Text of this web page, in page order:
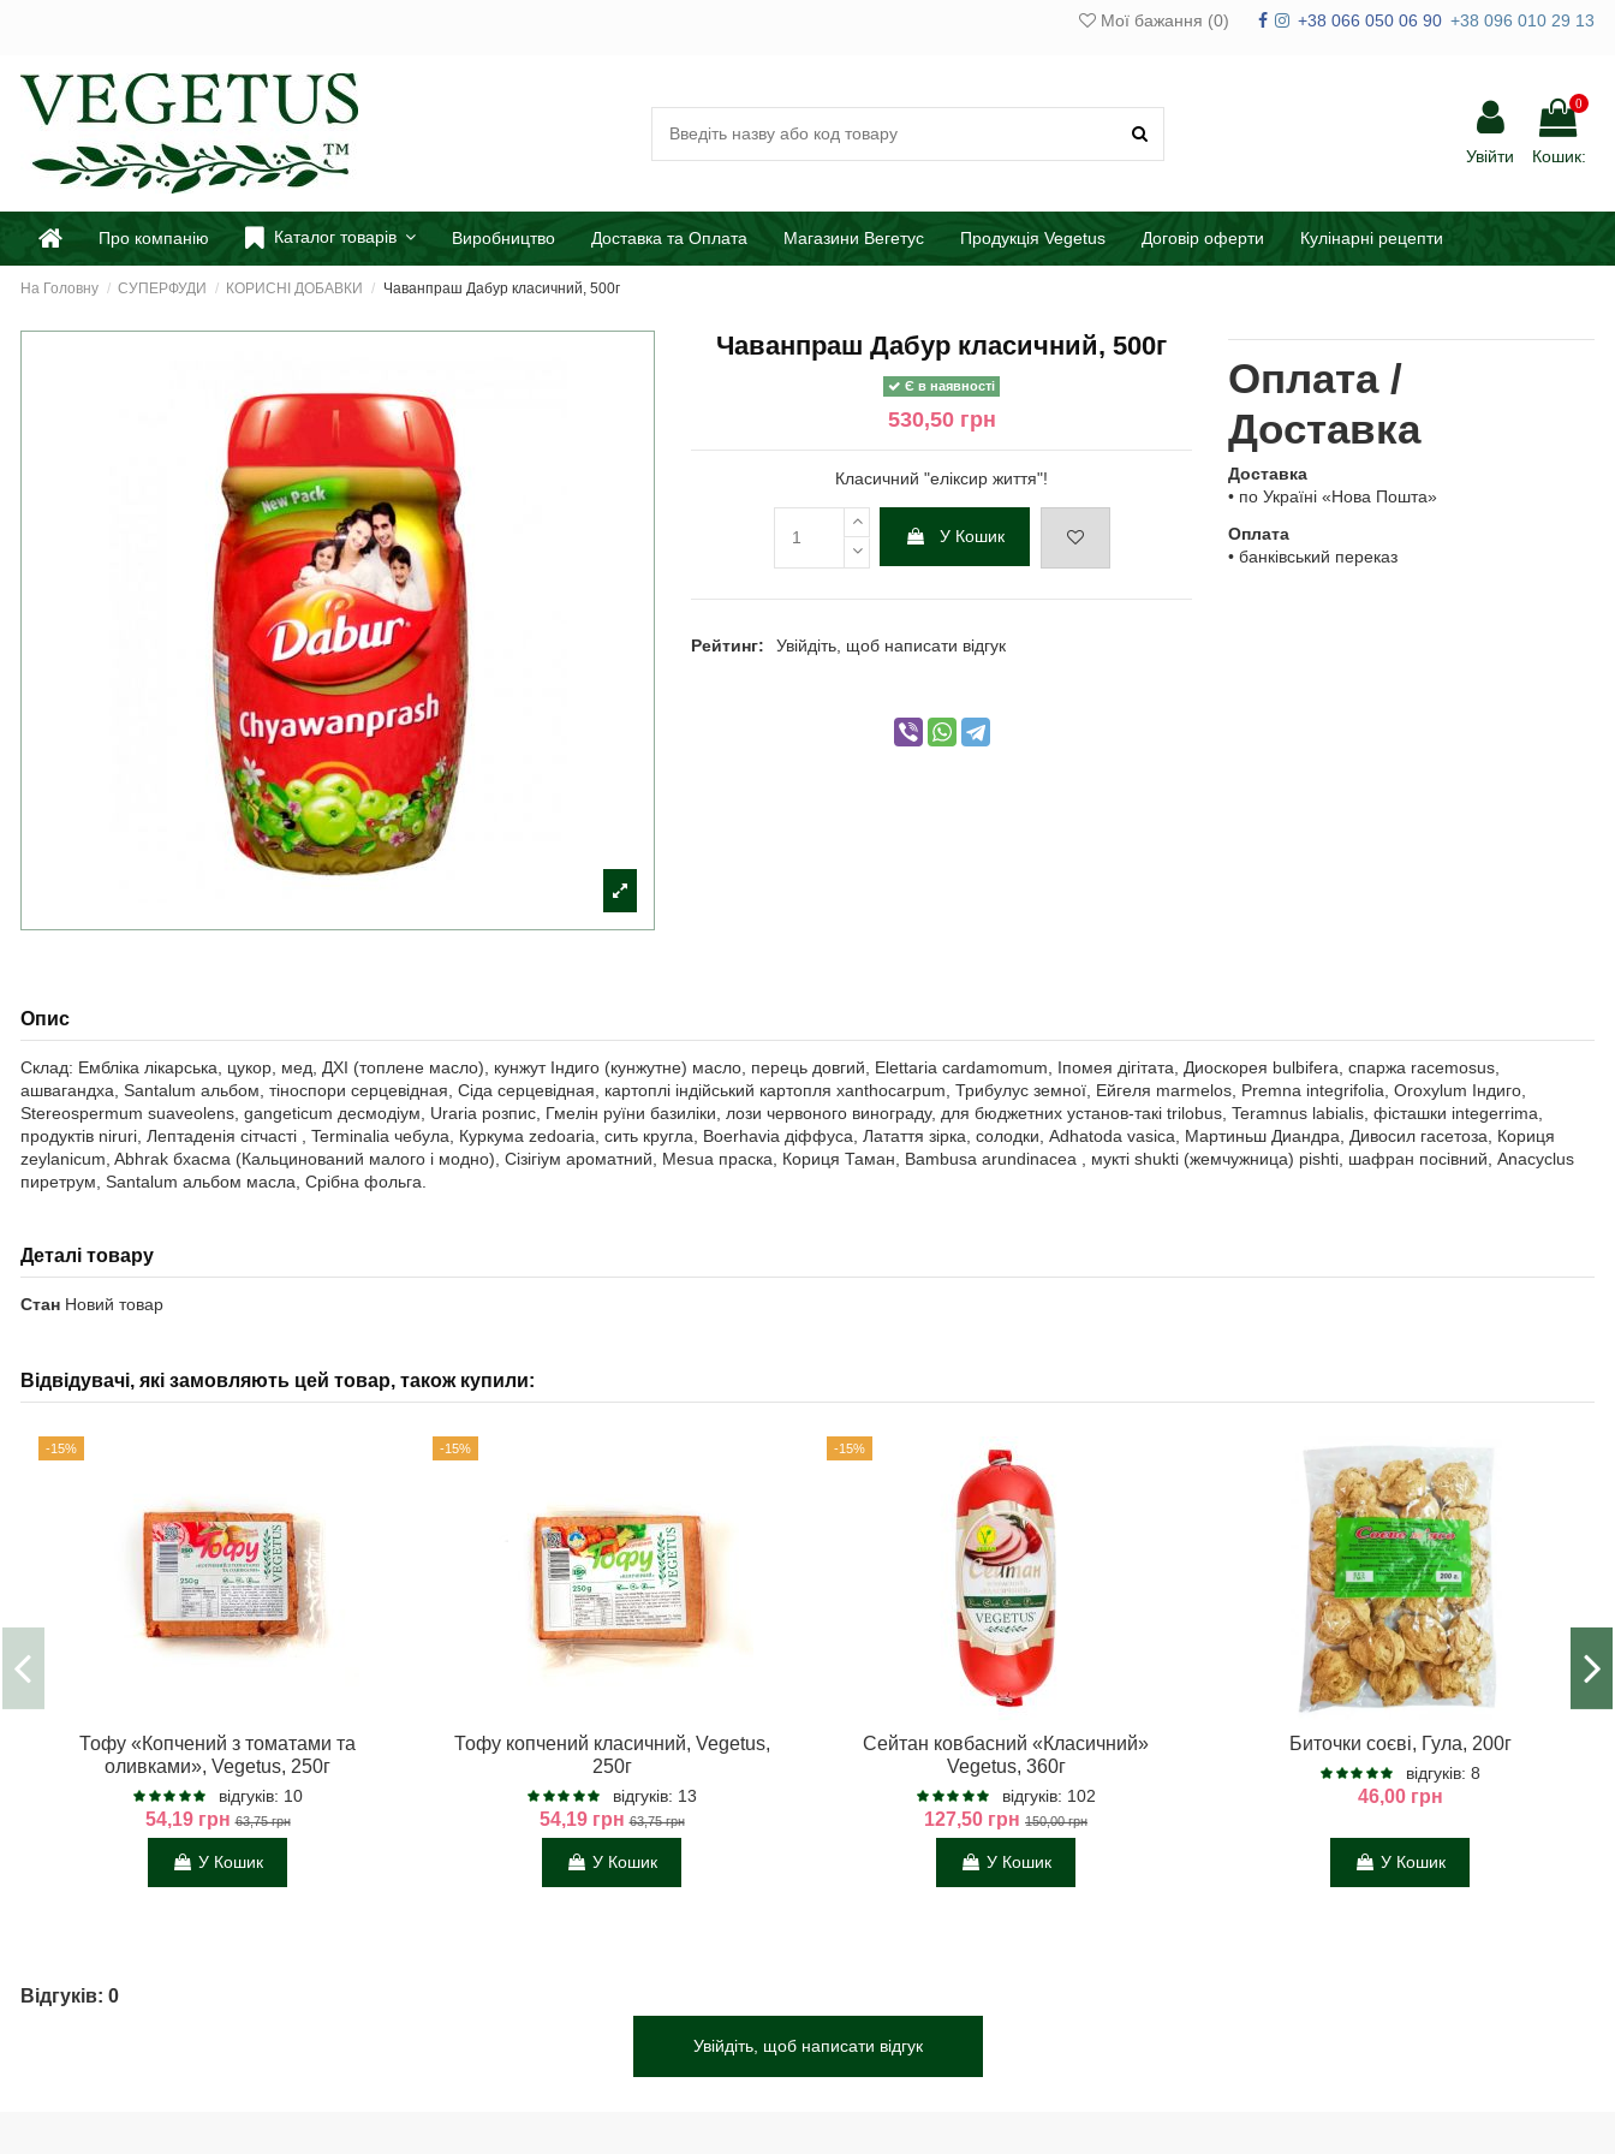
Мої бажання (0) +38 066 050 06 90 +38 096 010 29 13
Увійти
0
Кошик:
Про компанію Каталог товарів Виробництво Доставка та Оплата Магазини Вегетус Продукція Vegetus Договір оферти Кулінарні рецепти
На Головну СУПЕРФУДИ КОРИСНІ ДОБАВКИ Чаванпраш Дабур класичний, 500г
Чаванпраш Дабур класичний, 500г
Є в наявності
530,50 грн
Класичний "еліксир життя"!
У Кошик
Рейтинг: Увійдіть, щоб написати відгук
Оплата /
Доставка
Доставка
• по Україні «Нова Пошта»
Оплата
• банківський переказ
Опис
Склад: Ембліка лікарська, цукор, мед, ДХІ (топлене масло), кунжут Індиго (кунжутне) масло, перець довгий, Elettaria cardamomum, Іпомея дігітата, Диоскорея bulbifera, спаржа racemosus,
ашвагандха, Santalum альбом, тіноспори серцевідная, Сіда серцевідная, картоплі індійський картопля xanthocarpum, Трибулус земної, Ейгеля marmelos, Premna integrifolia, Oroxylum Індиго,
Stereospermum suaveolens, gangeticum десмодіум, Uraria розпис, Гмелін руїни базиліки, лози червоного винограду, для бюджетних установ-такі trilobus, Teramnus labialis, фісташки integerrima,
продуктів niruri, Лептаденія сітчасті , Terminalia чебула, Куркума zedoaria, сить кругла, Boerhavia діффуса, Латаття зірка, солодки, Adhatoda vasica, Мартиньш Диандра, Дивосил гасетоза, Кориця
zeylanicum, Abhrak бхасма (Кальцинований малого і модно), Сізігіум ароматний, Mesua праска, Кориця Таман, Bambusa arundinacea , мукті shukti (жемчужница) pishti, шафран посівний, Anacyclus
пиретрум, Santalum альбом масла, Срібна фольга.
Деталі товару
Стан Новий товар
Відвідувачі, які замовляють цей товар, також купили:
-15%
Тофу «Копчений з томатами та
оливками», Vegetus, 250г
відгуків: 10
54,19 грн 63,75 грн
У Кошик
-15%
Тофу копчений класичний, Vegetus,
250г
відгуків: 13
54,19 грн 63,75 грн
У Кошик
-15%
Сейтан ковбасний «Класичний»
Vegetus, 360г
відгуків: 102
127,50 грн 150,00 грн
У Кошик
Биточки соєві, Гула, 200г
відгуків: 8
46,00 грн
У Кошик
Відгуків: 0
Увійдіть, щоб написати відгук